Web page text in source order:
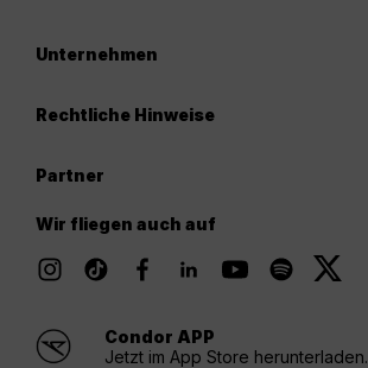
Unternehmen
Rechtliche Hinweise
Partner
Wir fliegen auch auf
Condor APP
Jetzt im App Store herunterladen.